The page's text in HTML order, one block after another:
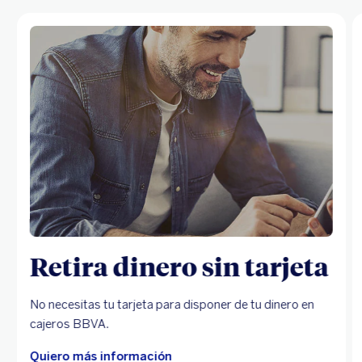
Retira dinero sin tarjeta
No necesitas tu tarjeta para disponer de tu dinero en
cajeros BBVA.
Quiero más información